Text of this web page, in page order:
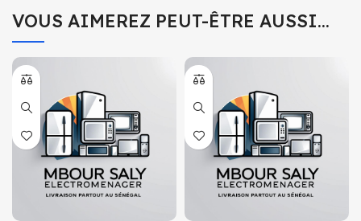
VOUS AIMEREZ PEUT-ÊTRE AUSSI…